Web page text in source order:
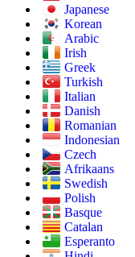
Japanese
Korean
Arabic
Irish
Greek
Turkish
Italian
Danish
Romanian
Indonesian
Czech
Afrikaans
Swedish
Polish
Basque
Catalan
Esperanto